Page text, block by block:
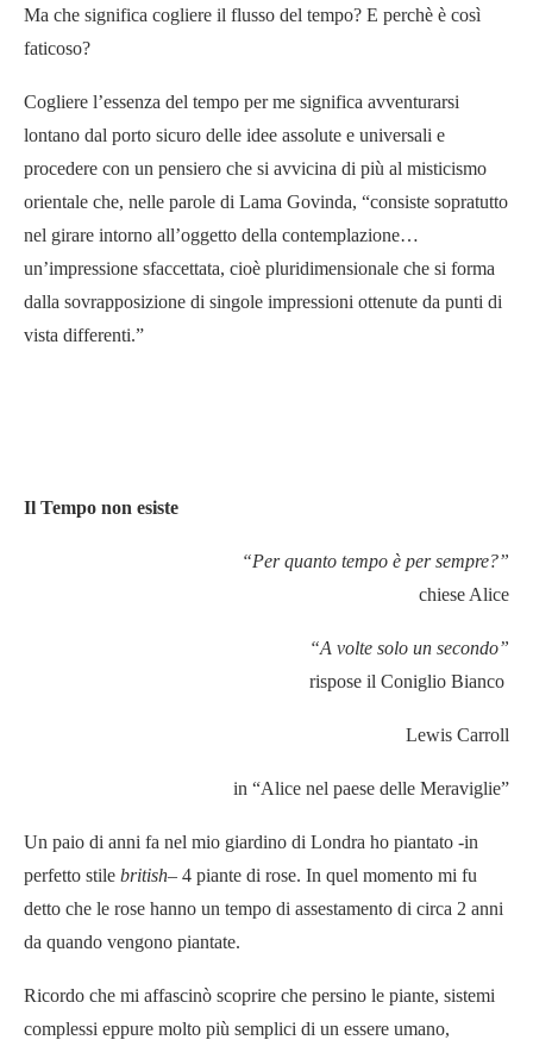
Ma che significa cogliere il flusso del tempo? E perchè è così
faticoso?
Cogliere l’essenza del tempo per me significa avventurarsi
lontano dal porto sicuro delle idee assolute e universali e
procedere con un pensiero che si avvicina di più al misticismo
orientale che, nelle parole di Lama Govinda, “consiste sopratutto
nel girare intorno all’oggetto della contemplazione…
un’impressione sfaccettata, cioè pluridimensionale che si forma
dalla sovrapposizione di singole impressioni ottenute da punti di
vista differenti.”
Il Tempo non esiste
“Per quanto tempo è per sempre?”
chiese Alice
“A volte solo un secondo”
rispose il Coniglio Bianco
Lewis Carroll
in “Alice nel paese delle Meraviglie”
Un paio di anni fa nel mio giardino di Londra ho piantato -in
perfetto stile british– 4 piante di rose. In quel momento mi fu
detto che le rose hanno un tempo di assestamento di circa 2 anni
da quando vengono piantate.
Ricordo che mi affascinò scoprire che persino le piante, sistemi
complessi eppure molto più semplici di un essere umano,